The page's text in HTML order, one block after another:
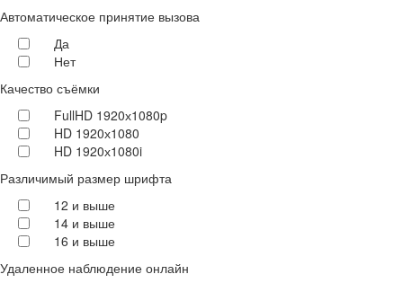
Автоматическое принятие вызова
Да
Нет
Качество съёмки
FullHD 1920х1080p
HD 1920х1080
HD 1920х1080i
Различимый размер шрифта
12 и выше
14 и выше
16 и выше
Удаленное наблюдение онлайн